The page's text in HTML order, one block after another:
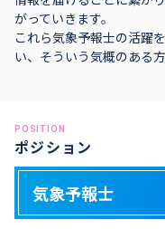
がっていきます。
これら気象予報士の活躍
い、そういう気概のある
POSITION
ポジション
気象予報士